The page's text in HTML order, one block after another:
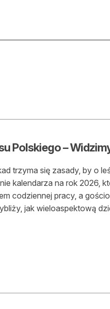
Polskiego –
trzyma się zasady, by o
kalendarza na rok 2026,
codziennej pracy, a
jak wieloaspektową